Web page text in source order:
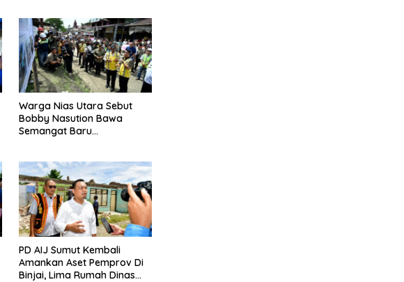
Warga Nias Utara Sebut
Bobby Nasution Bawa
Semangat Baru
PD AIJ Sumut Kembali
Amankan Aset Pemprov Di
Binjai, Lima Rumah Dinas